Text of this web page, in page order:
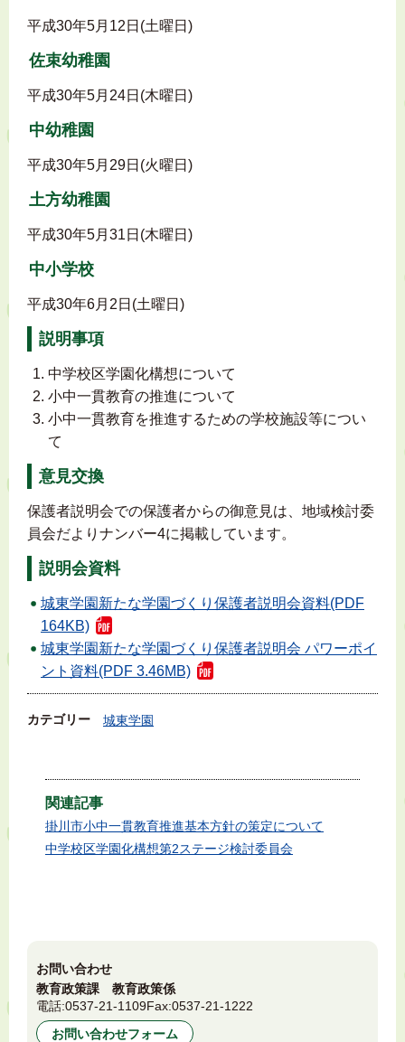
平成30年5月12日(土曜日)
佐束幼稚園
平成30年5月24日(木曜日)
中幼稚園
平成30年5月29日(火曜日)
土方幼稚園
平成30年5月31日(木曜日)
中小学校
平成30年6月2日(土曜日)
説明事項
中学校区学園化構想について
小中一貫教育の推進について
小中一貫教育を推進するための学校施設等につい
て
意見交換
保護者説明会での保護者からの御意見は、地域検討委
員会だよりナンバー4に掲載しています。
説明会資料
城東学園新たな学園づくり保護者説明会資料(PDF
164KB)
城東学園新たな学園づくり保護者説明会 パワーポイ
ント資料(PDF 3.46MB)
カテゴリー 城東学園
関連記事
掛川市小中一貫教育推進基本方針の策定について
中学校区学園化構想第2ステージ検討委員会
お問い合わせ
教育政策課 教育政策係
電話:0537-21-1109Fax:0537-21-1222
お問い合わせフォーム